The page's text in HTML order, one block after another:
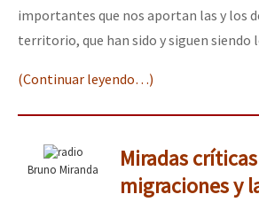
importantes que nos aportan las y los
territorio, que han sido y siguen siendo
(Continuar leyendo…)
Bruno Miranda
Miradas
migraciones y